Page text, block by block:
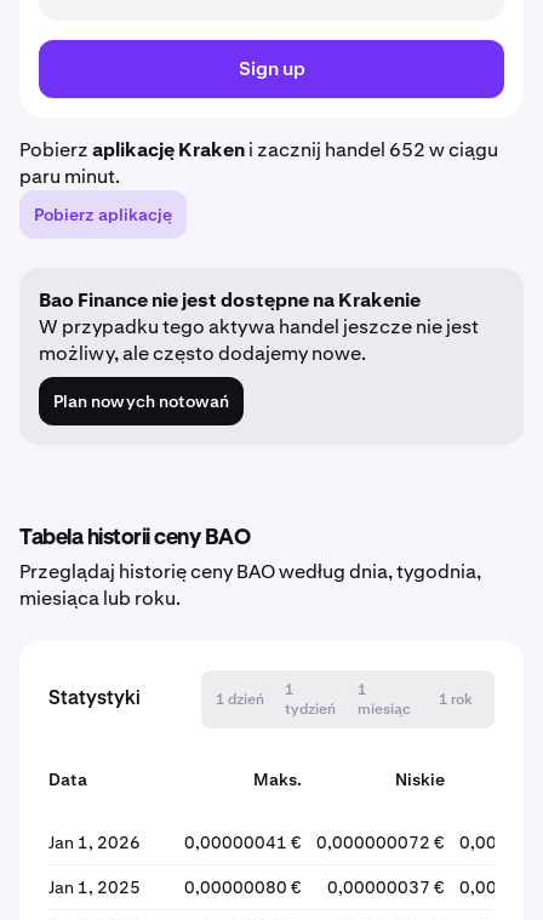
Sign up
Pobierzaplikację Krakeni zacznij handel 652 w ciągu
paru minut.
Pobierz aplikację
Bao Finance nie jest dostępne na Krakenie
W przypadku tego aktywa handel jeszcze nie jest
możliwy, ale często dodajemy nowe.
Plan nowych notowań
Tabela historii ceny BAO
Przeglądaj historię ceny BAO według dnia, tygodnia,
miesiąca lub roku.
Statystyki 1 dzień
1
tydzień
1
miesiąc
1 rok
Data Maks. Niskie
Jan 1, 2026 0,00000041 € 0,000000072 €
Jan 1, 2025 0,00000080 € 0,00000037 €